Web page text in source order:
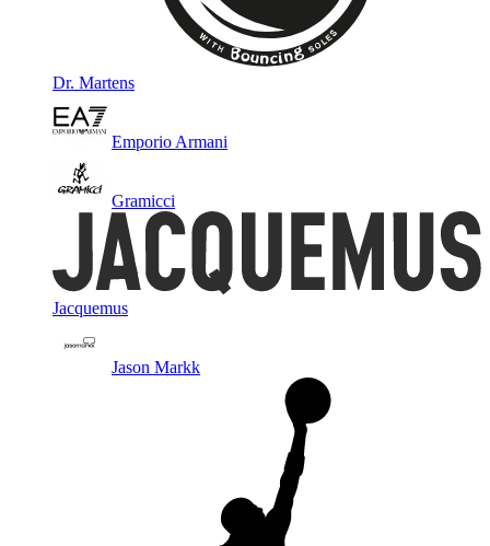
Dr. Martens
Emporio Armani
Gramicci
Jacquemus
Jason Markk